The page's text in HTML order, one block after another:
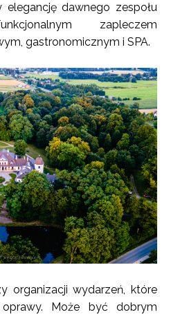
elegancję dawnego zespołu
zapleczem
gastronomicznym i SPA.
organizacji wydarzeń, które
Może być dobrym